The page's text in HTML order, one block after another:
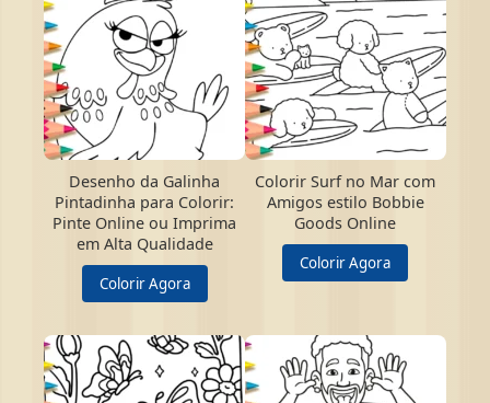
Desenho da Galinha
Pintadinha para Colorir:
Pinte Online ou Imprima
em Alta Qualidade
Colorir Agora
Colorir Surf no Mar com
Amigos estilo Bobbie
Goods Online
Colorir Agora